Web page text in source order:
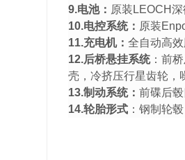
9.电池： 原装LEOCH
10.电控系统： 原装
11.充电机： 全自动高
12.后桥悬挂系统：前
壳，冷挤压行星齿轮，
13.制动系统： 前碟后
14.轮胎形式 ：钢制轮